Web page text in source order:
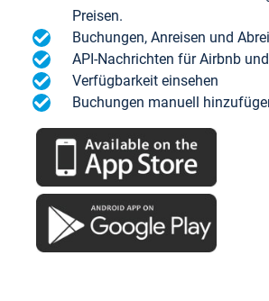
Preisen.
Buchungen, Anreisen und
API-Nachrichten für Airbnb
Verfügbarkeit einsehen
Buchungen manuell